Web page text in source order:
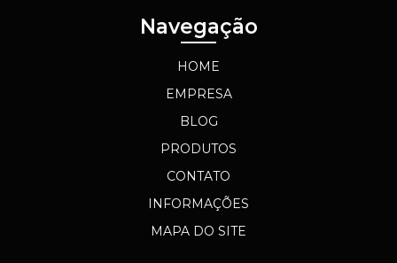
Navegação
HOME
EMPRESA
BLOG
PRODUTOS
CONTATO
INFORMAÇÕES
MAPA DO SITE